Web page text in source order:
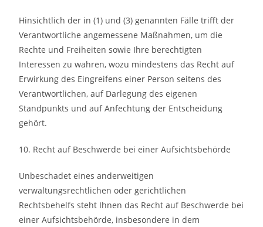
Hinsichtlich der in (1) und (3) genannten Fälle trifft der
Verantwortliche angemessene Maßnahmen, um die
Rechte und Freiheiten sowie Ihre berechtigten
Interessen zu wahren, wozu mindestens das Recht auf
Erwirkung des Eingreifens einer Person seitens des
Verantwortlichen, auf Darlegung des eigenen
Standpunkts und auf Anfechtung der Entscheidung
gehört.
10. Recht auf Beschwerde bei einer Aufsichtsbehörde
Unbeschadet eines anderweitigen
verwaltungsrechtlichen oder gerichtlichen
Rechtsbehelfs steht Ihnen das Recht auf Beschwerde bei
einer Aufsichtsbehörde, insbesondere in dem